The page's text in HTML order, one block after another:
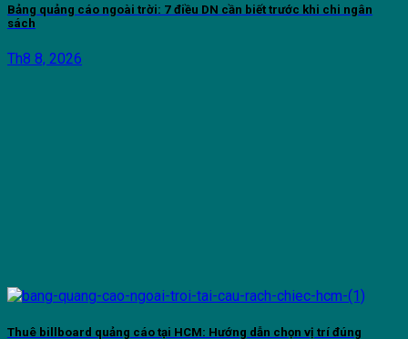
Bảng quảng cáo ngoài trời: 7 điều DN cần biết trước khi chi ngân
sách
Th8 8, 2026
Thuê billboard quảng cáo tại HCM: Hướng dẫn chọn vị trí đúng